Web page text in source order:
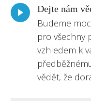
Dejte nám
Budeme
pro všechny
vzhledem k
vědět, že